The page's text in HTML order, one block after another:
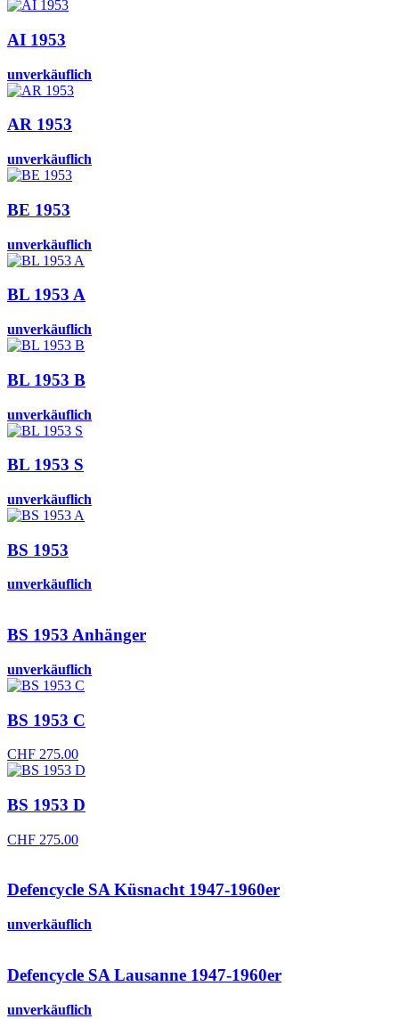
AI 1953
unverkäuflich
AR 1953
unverkäuflich
BE 1953
unverkäuflich
BL 1953 A
unverkäuflich
BL 1953 B
unverkäuflich
BL 1953 S
unverkäuflich
BS 1953
unverkäuflich
BS 1953 Anhänger
unverkäuflich
BS 1953 C
CHF 275.00
BS 1953 D
CHF 275.00
Defencycle SA Küsnacht 1947-1960er
unverkäuflich
Defencycle SA Lausanne 1947-1960er
unverkäuflich